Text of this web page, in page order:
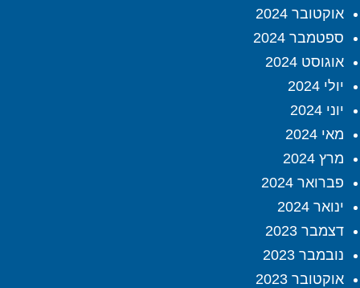
אוקטובר 2024
ספטמבר 2024
אוגוסט 2024
יולי 2024
יוני 2024
מאי 2024
מרץ 2024
פברואר 2024
ינואר 2024
דצמבר 2023
נובמבר 2023
אוקטובר 2023